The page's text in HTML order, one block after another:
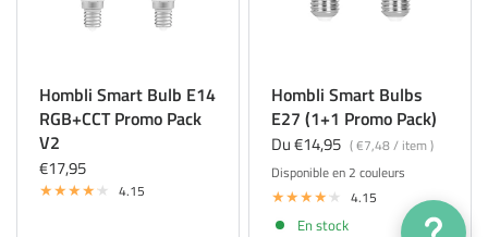
Hombli Smart Bulb E14
RGB+CCT Promo Pack
V2
€17,95
4.15
Hombli Smart Bulbs
E27 (1+1 Promo Pack)
Du €14,95 €7,48/ item
CCTRGB
Disponible en 2 couleurs
4.15
En stock